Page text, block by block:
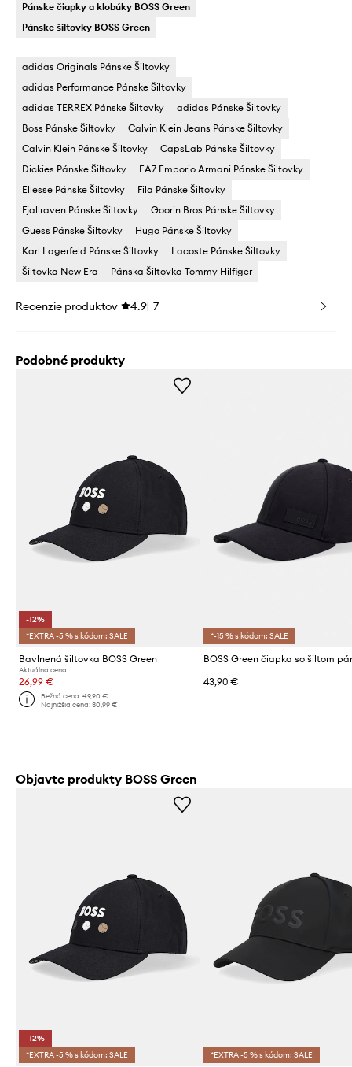
Pánske čiapky a klobúky BOSS Green
Pánske šiltovky BOSS Green
adidas Originals Pánske Šiltovky
adidas Performance Pánske Šiltovky
adidas TERREX Pánske Šiltovky
adidas Pánske Šiltovky
Boss Pánske Šiltovky
Calvin Klein Jeans Pánske Šiltovky
Calvin Klein Pánske Šiltovky
CapsLab Pánske Šiltovky
Dickies Pánske Šiltovky
EA7 Emporio Armani Pánske Šiltovky
Ellesse Pánske Šiltovky
Fila Pánske Šiltovky
Fjallraven Pánske Šiltovky
Goorin Bros Pánske Šiltovky
Guess Pánske Šiltovky
Hugo Pánske Šiltovky
Karl Lagerfeld Pánske Šiltovky
Lacoste Pánske Šiltovky
Šiltovka New Era
Pánska Šiltovka Tommy Hilfiger
Recenzie produktov 4.9 7
Podobné produkty
-12%
*EXTRA -5 % s kódom: SALE
Bavlnená šiltovka BOSS Green
Aktuálna cena:
26,99 €
Bežná cena:49,90 €
Najnižšia cena:30,99 €
*-15 % s kódom: SALE
43,90 €
Objavte produkty BOSS Green
-12%
*EXTRA -5 % s kódom: SALE
*EXTRA -5 % s kódom: SALE